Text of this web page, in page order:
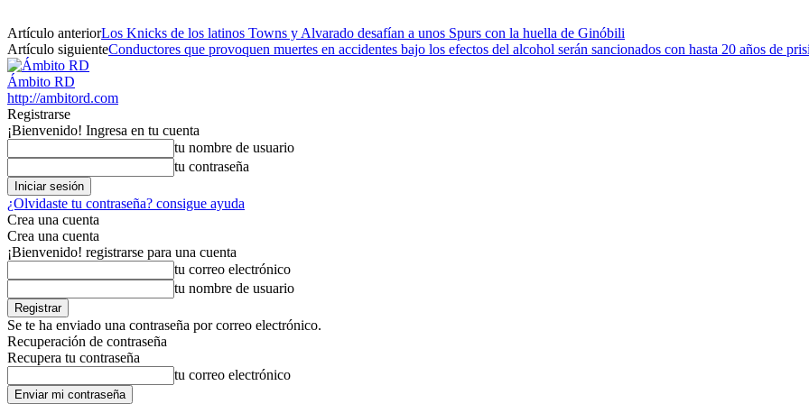
Artículo anteriorLos Knicks de los latinos Towns y Alvarado desafían a unos Spurs con la huella de Ginóbili
Artículo siguienteConductores que provoquen muertes en accidentes bajo los efectos del alcohol serán sancionados con hasta 20 años de
Ámbito RD
http://ambitord.com
Registrarse
¡Bienvenido! Ingresa en tu cuenta
tu nombre de usuario
tu contraseña
¿Olvidaste tu contraseña? consigue ayuda
Crea una cuenta
Crea una cuenta
¡Bienvenido! registrarse para una cuenta
tu correo electrónico
tu nombre de usuario
Se te ha enviado una contraseña por correo electrónico.
Recuperación de contraseña
Recupera tu contraseña
tu correo electrónico